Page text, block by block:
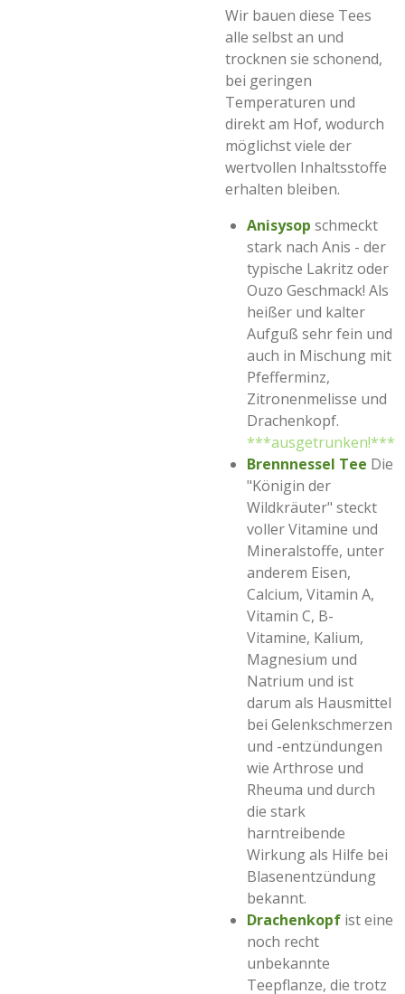
Wir bauen diese Tees
alle selbst an und
trocknen sie schonend,
bei geringen
Temperaturen und
direkt am Hof, wodurch
möglichst viele der
wertvollen Inhaltsstoffe
erhalten bleiben.
Anisysop schmeckt
stark nach Anis - der
typische Lakritz oder
Ouzo Geschmack! Als
heißer und kalter
Aufguß sehr fein und
auch in Mischung mit
Pfefferminz,
Zitronenmelisse und
Drachenkopf.
***ausgetrunken!***
Brennnessel Tee Die
"Königin der
Wildkräuter" steckt
voller Vitamine und
Mineralstoffe, unter
anderem Eisen,
Calcium, Vitamin A,
Vitamin C, B-
Vitamine, Kalium,
Magnesium und
Natrium und ist
darum als Hausmittel
bei Gelenkschmerzen
und -entzündungen
wie Arthrose und
Rheuma und durch
die stark
harntreibende
Wirkung als Hilfe bei
Blasenentzündung
bekannt.
Drachenkopf ist eine
noch recht
unbekannte
Teepflanze, die trotz